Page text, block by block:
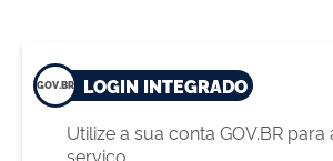
LOGIN INTEGRADO
Utilize a sua conta GOV.BR
serviço.